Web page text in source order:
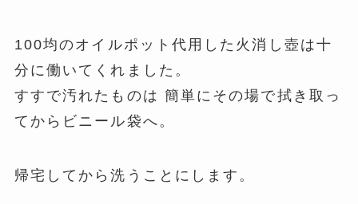
100均のオイルポット代用した火消し壺は十
分に働いてくれました。
すすで汚れたものは 簡単にその場で拭き取っ
てからビニール袋へ。
帰宅してから洗うことにします。